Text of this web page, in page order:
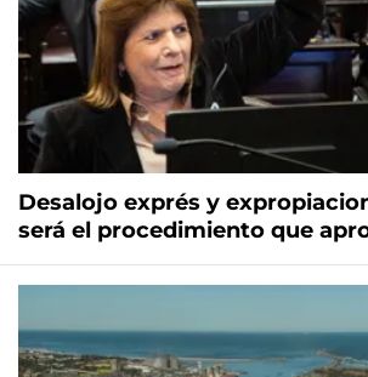
Desalojo exprés y
será el procedimiento que